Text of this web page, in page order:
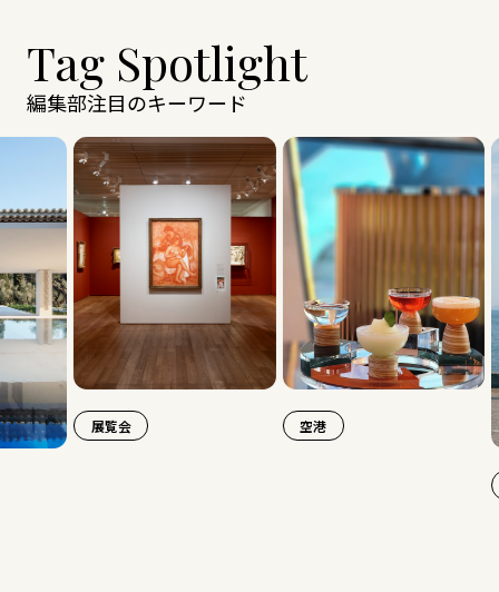
Tag Spotlight
編集部注目のキーワード
展覧会 空港
旅行